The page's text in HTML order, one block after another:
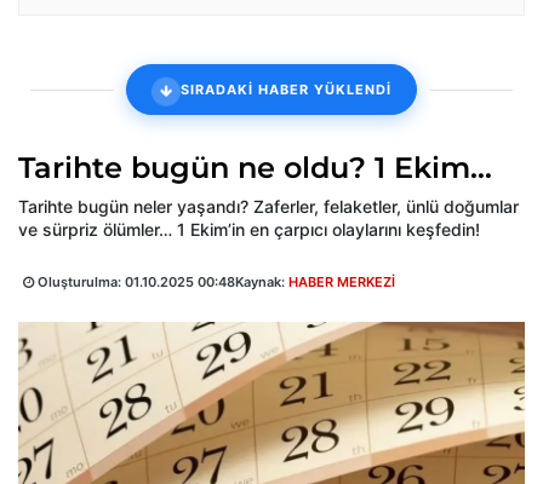
SIRADAKİ HABER YÜKLENDİ
Tarihte bugün ne oldu? 1 Ekim…
Tarihte bugün neler yaşandı? Zaferler, felaketler, ünlü doğumlar
ve sürpriz ölümler… 1 Ekim’in en çarpıcı olaylarını keşfedin!
Oluşturulma: 01.10.2025 00:48Kaynak: HABER MERKEZİ